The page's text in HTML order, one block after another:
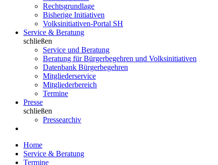
Rechtsgrundlage
Bisherige Initiativen
Volksinitiativen-Portal SH
Service & Beratung
schließen
Service und Beratung
Beratung für Bürgerbegehren und Volksinitiativen
Datenbank Bürgerbegehren
Mitgliederservice
Mitgliederbereich
Termine
Presse
schließen
Pressearchiv
Home
Service & Beratung
Termine